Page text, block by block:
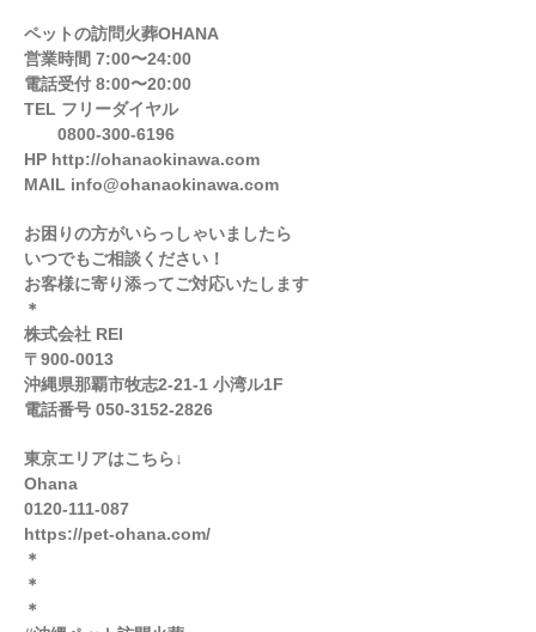
ペットの訪問火葬OHANA
営業時間 7:00〜24:00
電話受付 8:00〜20:00
TEL フリーダイヤル
0800-300-6196
HP http://ohanaokinawa.com
MAIL info@ohanaokinawa.com
お困りの方がいらっしゃいましたら
いつでもご相談ください！
お客様に寄り添ってご対応いたします
＊
株式会社 REI
〒900-0013
沖縄県那覇市牧志2-21-1 小湾ル1F
電話番号 050-3152-2826
東京エリアはこちら↓
Ohana
0120-111-087
https://pet-ohana.com/
＊
＊
＊